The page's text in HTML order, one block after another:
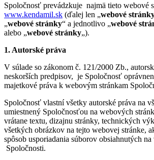
Spoločnosť prevádzkuje najmä tieto webové
www.kendamil.sk (ďalej len „webové
„webové stránky“ a jednotlivo „webové
alebo „webové stránky„).
1. Autorské práva
V súlade so zákonom č. 121/2000 Zb.,
neskorších predpisov, je Spoločnosť
majetkové práva k webovým stránkam
Spoločnosť vlastní všetky autorské práva na
umiestnený Spoločnosťou na webových
vrátane textu, dizajnu stránky, technických
všetkých obrázkov na tejto webovej stránke,
spôsob usporiadania súborov obsiahnutých
Spoločnosti.